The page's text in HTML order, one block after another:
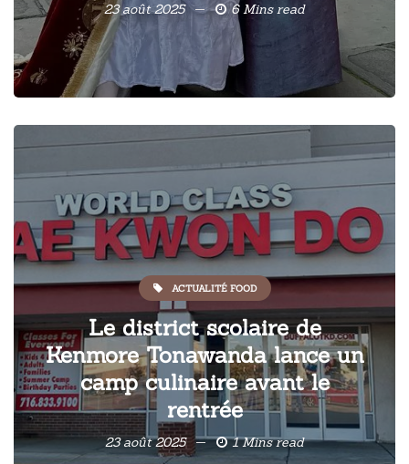
23 août 2025 6 Mins read
ACTUALITÉ FOOD
Le district scolaire de
Kenmore Tonawanda lance un
camp culinaire avant le
rentrée
23 août 2025 1 Mins read